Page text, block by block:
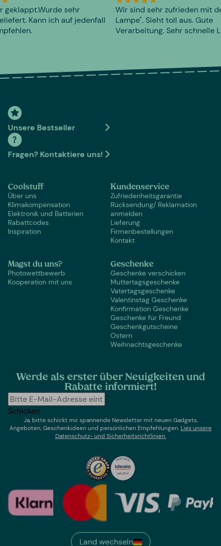
geklappt.Wurde sehr
Kann ich auf jedenfall
Wir sind sehr zufrieden mit
Lampe". Sieht toll aus. Gute
Verarbeitung. Sehr schnelle
Unsere Bestseller
Fragen? Kontaktiere uns!
Coolstuff
Über uns
Klimakompensation
Elektronik und Batterien
Rabattcodes
Inspiration
Kundenservice
Zufriedenheitsgarantie
Rücksendung/ Reklamation
anmelden
Lieferung
Firmenbestellungen
Kontakt
Magst du uns?
Photowettbewerb
Kooperation mit uns
Geschenke
Geschenke verschicken
Muttertagsgeschenke
Vatertagsgeschenke
Valentinstag Geschenke
Konfirmation Geschenke
Geschenke für Freund
Geschenkgutscheine
Ostern
Weihnachtsgeschenke
Werde als erster über Neuigkeiten und
Rabatte informiert!
Schicken
Ja, bitte schickt mir spannende Newsletter mit neuen Gadgets,
Angeboten, Geschenkideen und persönlichen Empfehlungen. Lies unsere
Datenschutz- und Sicherheitsrichtlinien.
Land wechseln